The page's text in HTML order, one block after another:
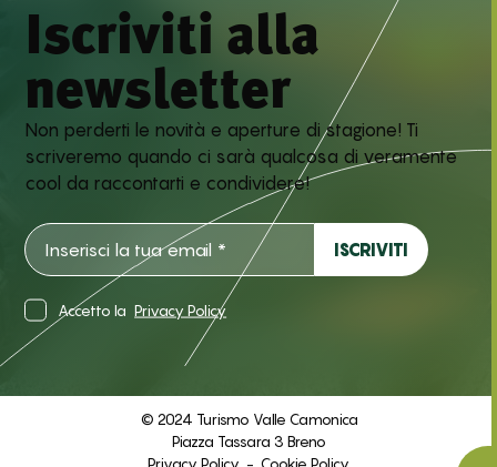
Iscriviti alla
newsletter
Non perderti le novità e aperture di stagione! Ti
scriveremo quando ci sarà qualcosa di veramente
cool da raccontarti e condividere!
Accetto la Privacy Policy
© 2024 Turismo Valle Camonica
Piazza Tassara 3 Breno